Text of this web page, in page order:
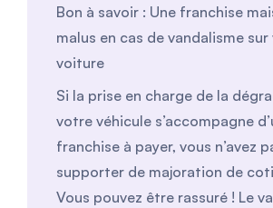
Bon à savoir : Une franchise
malus en cas de vandalisme
voiture
Si la prise en charge de la
votre véhicule s’accompagne
franchise à payer, vous n’avez
supporter de majoration de
Vous pouvez être rassuré ! Le